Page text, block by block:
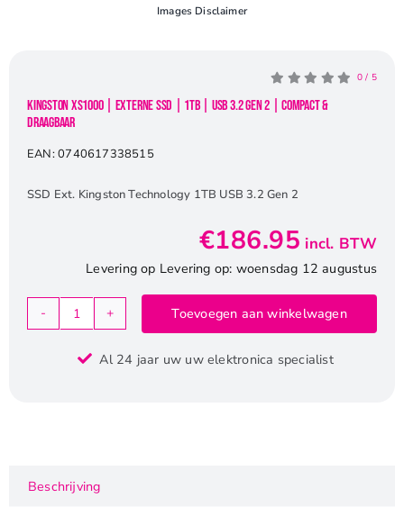
Images Disclaimer
0 / 5
Kingston XS1000 | Externe SSD | 1TB | USB 3.2 Gen 2 | Compact &
Draagbaar
EAN:0740617338515
SSD Ext. Kingston Technology 1TB USB 3.2 Gen 2
€186.95 incl. BTW
Levering op Levering op: woensdag 12 augustus
Kingston
|
USB
Toevoegen aan winkelwagen
Al 24 jaar uw uw elektronica specialist
Beschrijving